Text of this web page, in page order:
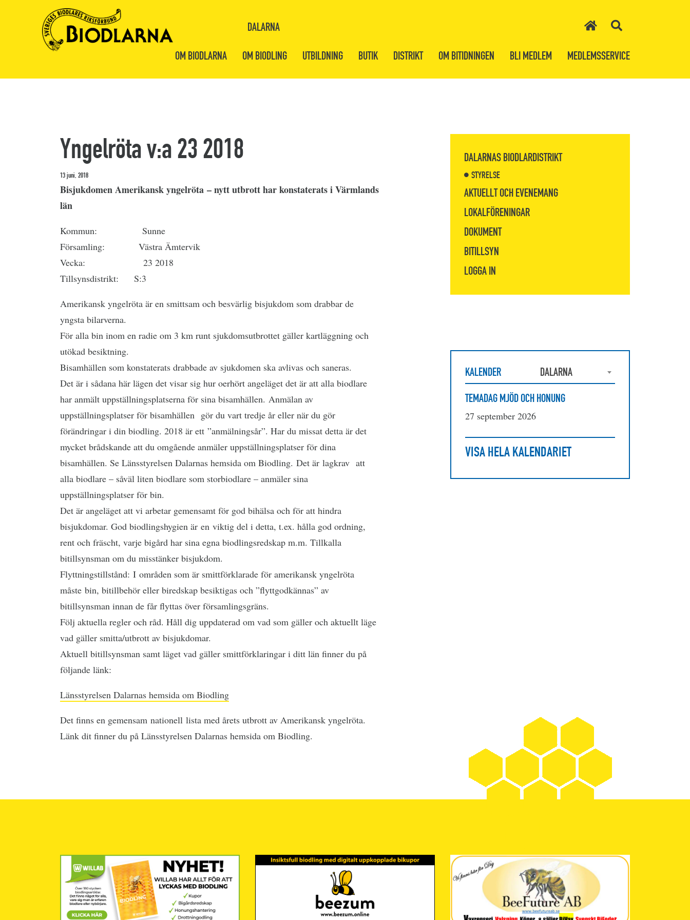
DALARNA
OM BIODLARNA OM BIODLING UTBILDNING BUTIK DISTRIKT OM BITIDNINGEN BLI MEDLEM MEDLEMSSERVICE
Yngelröta v:a 23 2018
13 juni, 2018
Bisjukdomen Amerikansk yngelröta – nytt utbrott har konstaterats i Värmlands
län
Kommun: Sunne
Församling: Västra Ämtervik
Vecka: 23 2018
Tillsynsdistrikt: S:3
Amerikansk yngelröta är en smittsam och besvärlig bisjukdom som drabbar de
yngsta bilarverna.
För alla bin inom en radie om 3 km runt sjukdomsutbrottet gäller kartläggning och
utökad besiktning.
Bisamhällen som konstaterats drabbade av sjukdomen ska avlivas och saneras.
Det är i sådana här lägen det visar sig hur oerhört angeläget det är att alla biodlare
har anmält uppställningsplatserna för sina bisamhällen. Anmälan av
uppställningsplatser för bisamhällen gör du vart tredje år eller när du gör
förändringar i din biodling. 2018 är ett ”anmälningsår”. Har du missat detta är det
mycket brådskande att du omgående anmäler uppställningsplatser för dina
bisamhällen. Se Länsstyrelsen Dalarnas hemsida om Biodling. Det är lagkrav att
alla biodlare – såväl liten biodlare som storbiodlare – anmäler sina
uppställningsplatser för bin.
Det är angeläget att vi arbetar gemensamt för god bihälsa och för att hindra
bisjukdomar. God biodlingshygien är en viktig del i detta, t.ex. hålla god ordning,
rent och fräscht, varje bigård har sina egna biodlingsredskap m.m. Tillkalla
bitillsynsman om du misstänker bisjukdom.
Flyttningstillstånd: I områden som är smittförklarade för amerikansk yngelröta
måste bin, bitillbehör eller biredskap besiktigas och ”flyttgodkännas” av
bitillsynsman innan de får flyttas över församlingsgräns.
Följ aktuella regler och råd. Håll dig uppdaterad om vad som gäller och aktuellt läge
vad gäller smitta/utbrott av bisjukdomar.
Aktuell bitillsynsman samt läget vad gäller smittförklaringar i ditt län finner du på
följande länk:
Länsstyrelsen Dalarnas hemsida om Biodling
Det finns en gemensam nationell lista med årets utbrott av Amerikansk yngelröta.
Länk dit finner du på Länsstyrelsen Dalarnas hemsida om Biodling.
DALARNAS BIODLARDISTRIKT
STYRELSE
AKTUELLT OCH EVENEMANG
LOKALFÖRENINGAR
DOKUMENT
BITILLSYN
LOGGA IN
KALENDER
DALARNA
TEMADAG MJÖD OCH HONUNG
27 september 2026
VISA HELA KALENDARIET